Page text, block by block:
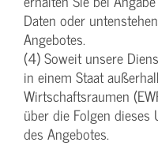
Daten oder
Angebotes.
(4) Soweit unsere
in einem Staat
Wirtschaftsraumen
über die Folgen
des Angebotes.